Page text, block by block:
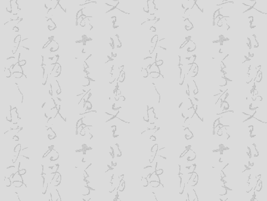
在Safari显示和功能正常
在Opera显示和功能正常
在1024X768分辨率下显示正常
在大分辨率下测试
表达提交测试，并且流程正确
必填项测试
表达提交接收结果正确
网站统计系统安装并设置正确
404页面存在并可用
掉几十万。当然，网站和广告是两种不同
们之间更多的是互相补充，而不是互相
各种广告中尽量地推广该网址，并把具体
中。
2、使公司具有网络沟通能力
在中国，人们对互联网络往往有所误
我们见过不少公司，将电子邮件地址当成
子邮件只是互联网络中一个最常用，最简
涵在于其内容的丰富性，几乎无所不包。
通能力的标志是公司拥有自鹏翔科技己的
3、可以全面详细地介绍公司及公司